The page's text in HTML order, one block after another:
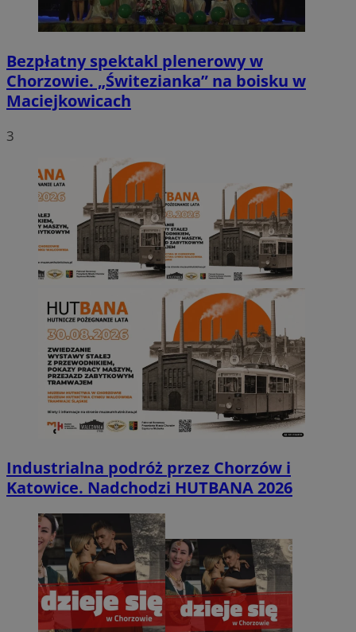
Bezpłatny spektakl plenerowy w
Chorzowie. „Świtezianka” na boisku w
Maciejkowicach
3
Industrialna podróż przez Chorzów i
Katowice. Nadchodzi HUTBANA 2026